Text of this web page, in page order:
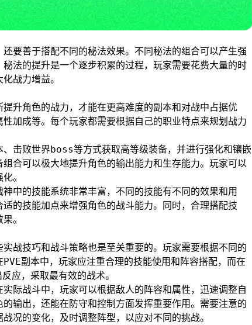
要善于搭配不同的秘法效果。不同秘法的组合可以产生强
法的提升是一个逐步积累的过程，玩家需要花费大量的时
战力增益。
升角色的战力，才能在更高难度的副本和对战中占据优
加成等。每个玩家都需要根据自己的职业特点来规划战力
击败世界boss等方式获取高等级装备，并进行强化和镶嵌
合可以极大地提升角色的输出能力和生存能力。玩家可以
。
中的技能系统非常丰富，不同的技能有不同的效果和用
的技能加点来增强角色的战斗能力。同时，合理搭配技
。
战技巧和战斗策略也是至关重要的。玩家需要根据不同的
副本中，玩家应注重合理的技能使用和阵容搭配，而在
应，采取最有效的战术。
际战斗中，玩家可以根据敌人的阵容和属性，迅速调整自
输出，还能在防守和控制方面发挥重要作用。需要注意的
况的变化，及时调整阵型，以应对不同的挑战。